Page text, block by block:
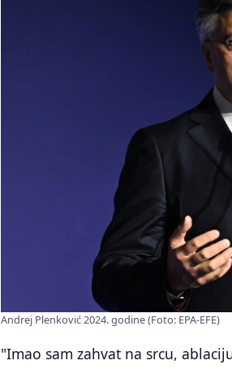
Andrej Plenković 2024. godine (Foto: EPA-EFE)
"Imao sam zahvat na srcu,